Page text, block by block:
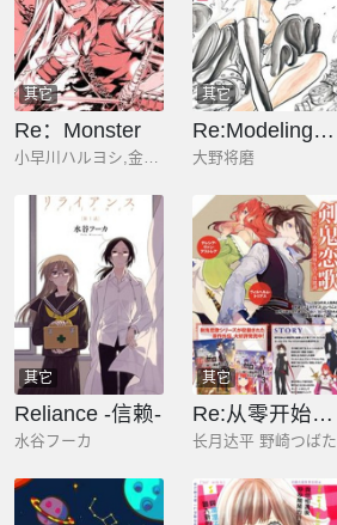
其它
Re：Monster
其它
Re:Modeling改造人之战
大野将磨
其它
Reliance -信赖-
水谷フーカ
其它
Re:从零开始的异世界生活 外传 剑鬼恋歌
长月达平 野崎つばた